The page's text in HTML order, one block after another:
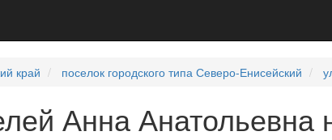
край поселок городского типа Северо-Енисейский
Анна Анатольевна